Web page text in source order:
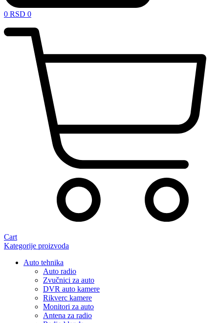
0 RSD 0
Cart
Kategorije proizvoda
Auto tehnika
Auto radio
Zvučnici za auto
DVR auto kamere
Rikverc kamere
Monitori za auto
Antena za radio